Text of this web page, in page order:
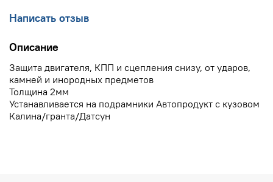
Написать отзыв
Описание
Защита двигателя, КПП и сцепления снизу, от ударов,
камней и инородных предметов
Толщина 2мм
Устанавливается на подрамники Автопродукт с кузовом
Калина/гранта/Датсун